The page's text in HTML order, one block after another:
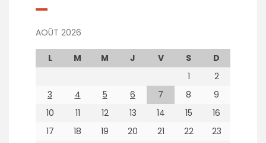
AOÛT 2026
L M M J V S
D
1
2
3
4 5 6 7 8
9
10
11 12 13 14 15
16
17
18 19 20 21 22
23